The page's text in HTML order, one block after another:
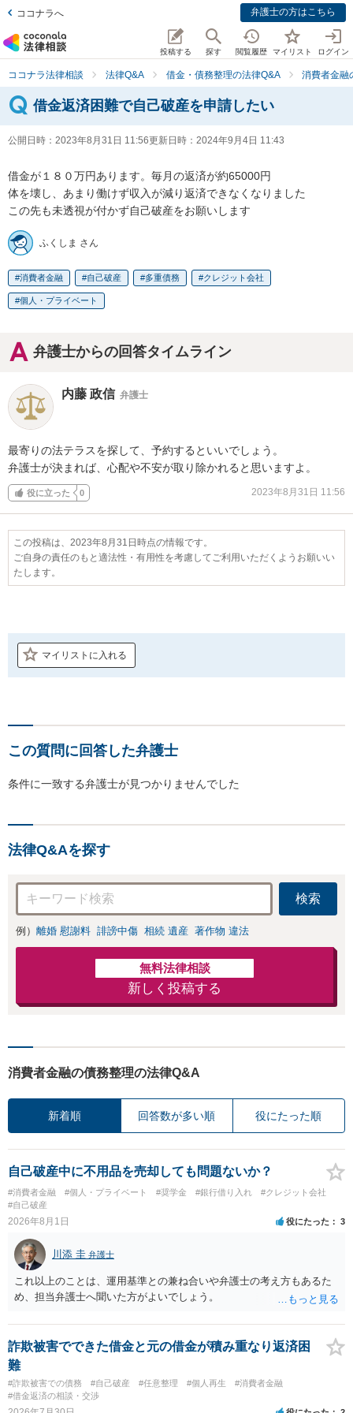
ココナラへ 弁護士の方はこちら
投稿する 探す 閲覧履歴 マイリスト ログイン
ココナラ法律相談 法律Q&A 借金・債務整理の法律Q&A 消費者金融
借金返済困難で自己破産を申請したい
公開日時： 2023年8月31日 11:56更新日時： 2024年9月4日 11:43
借金が１８０万円あります。毎月の返済が約65000円
体を壊し、あまり働けず収入が減り返済できなくなりました
この先も未透視が付かず自己破産をお願いします
ふくしま さん
消費者金融 自己破産 多重債務 クレジット会社
個人・プライベート
弁護士からの回答タイムライン
内藤 政信 弁護士
最寄りの法テラスを探して、予約するといいでしょう。
弁護士が決まれば、心配や不安が取り除かれると思いますよ。
役に立った 0 2023年8月31日 11:56
この投稿は、2023年8月31日時点の情報です。
ご自身の責任のもと適法性・有用性を考慮してご利用いただくようお願いい
たします。
マイリストに入れる
この質問に回答した弁護士
条件に一致する弁護士が見つかりませんでした
法律Q&Aを探す
検索
例） 離婚 慰謝料 誹謗中傷 相続 遺産 著作物 違法
無料法律相談
新しく投稿する
消費者金融の債務整理の法律Q&A
新着順 回答数が多い順 役にたった順
自己破産中に不用品を売却しても問題ないか？
#消費者金融 #個人・プライベート #奨学金 #銀行借り入れ
#クレジット会社
#自己破産
2026年8月1日 役にたった 3
川添 圭 弁護士
これ以上のことは、運用基準との兼ね合いや弁護士の考え方もあるた
め、担当弁護士へ聞いた方がよいでしょう。
詐欺被害でできた借金と元の借金が積み重なり返済困
難
#詐欺被害での債務 #自己破産 #任意整理 #個人再生
#消費者金融
#借金返済の相談・交渉